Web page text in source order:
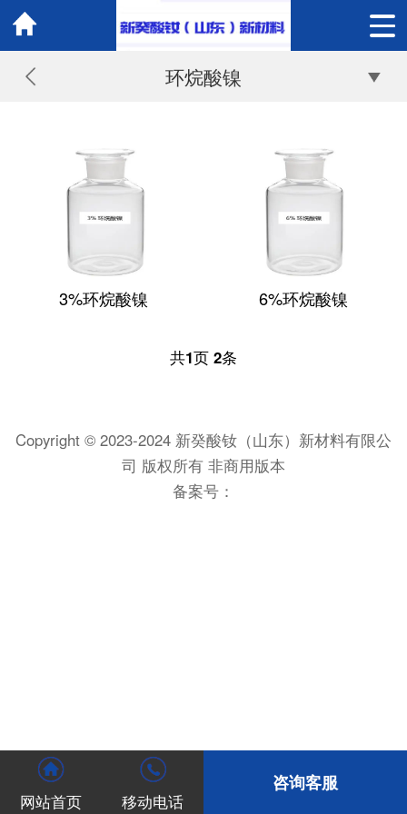
环烷酸镍
3%环烷酸镍 6%环烷酸镍
共1页 2条
Copyright © 2023-2024 新癸酸钕（山东）新材料有限公
司 版权所有 非商用版本
备案号：
网站首页 移动电话
咨询客服